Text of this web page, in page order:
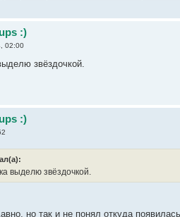
:)
02:00
звёздочкой.
:)
выделю звёздочкой.
но так и не понял откуда